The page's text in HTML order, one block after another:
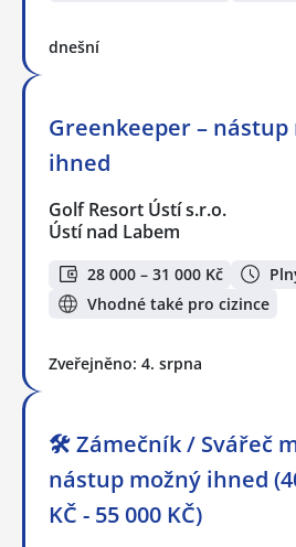
dnešní
Greenkeeper – nástup
ihned
Golf Resort Ústí s.r.o.
Ústí nad Labem
28 000 – 31 000 Kč
Vhodné také pro cizince
Zveřejněno: 4. srpna
🛠️ Zámečník / Svářeč
nástup možný ihned
KČ - 55 000 KČ)